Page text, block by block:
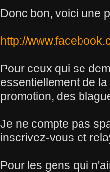
Donc bon, voici une
http://
Pour ceux qui se
essentiellement de
promotion, des
Je ne compte pas
inscrivez-vous et
Pour les gens qui